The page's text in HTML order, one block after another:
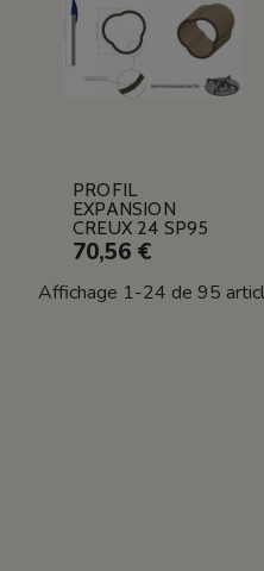
PROFIL
EXPANSION
CREUX 24 SP95
70,56 €
Affichage 1-24 de 95